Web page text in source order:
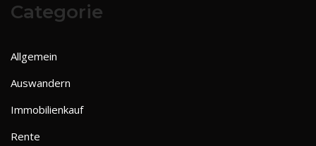
Categorie
Allgemein
Auswandern
Immobilienkauf
Rente